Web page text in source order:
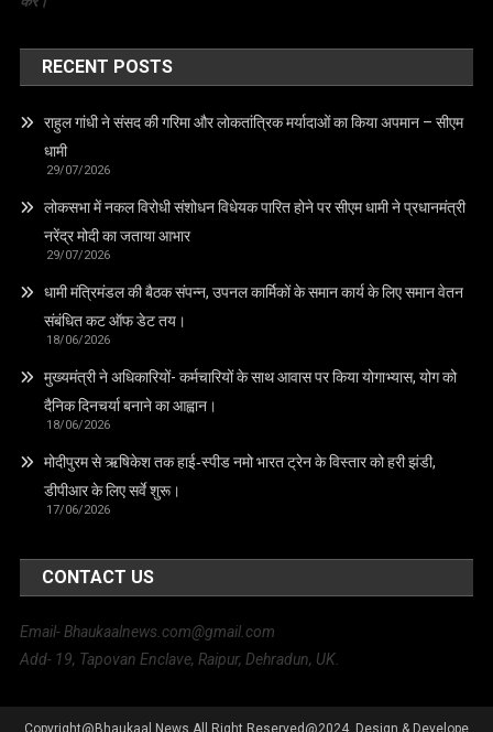
RECENT POSTS
राहुल गांधी ने संसद की गरिमा और लोकतांत्रिक मर्यादाओं का किया अपमान – सीएम
धामी
29/07/2026
लोकसभा में नकल विरोधी संशोधन विधेयक पारित होने पर सीएम धामी ने प्रधानमंत्री
नरेंद्र मोदी का जताया आभार
29/07/2026
धामी मंत्रिमंडल की बैठक संपन्न, उपनल कार्मिकों के समान कार्य के लिए समान वेतन
संबंधित कट ऑफ डेट तय।
18/06/2026
मुख्यमंत्री ने अधिकारियों- कर्मचारियों के साथ आवास पर किया योगाभ्यास, योग को
दैनिक दिनचर्या बनाने का आह्वान।
18/06/2026
मोदीपुरम से ऋषिकेश तक हाई‑स्पीड नमो भारत ट्रेन के विस्तार को हरी झंडी,
डीपीआर के लिए सर्वे शुरू।
17/06/2026
CONTACT US
Email- Bhaukaalnews.com@gmail.com
Add- 19, Tapovan Enclave, Raipur, Dehradun, UK.
Copyright@Bhaukaal News All Right Reserved@2024. Design & Develope